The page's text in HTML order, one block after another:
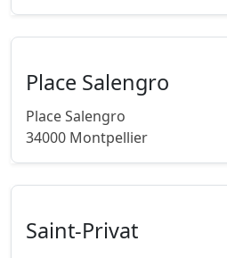
Place Salengro
Place Salengro
34000 Montpellier
Saint-Privat